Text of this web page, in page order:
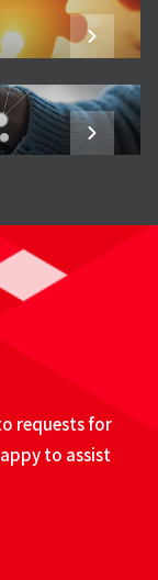
requests for
to assist